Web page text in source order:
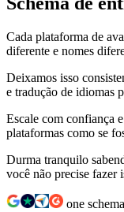
Cada plataforma de
diferente e nomes
Deixamos isso
e tradução de idiomas
Escale com confiança
plataformas como se
Durma tranquilo
você não precise fazer
one schema